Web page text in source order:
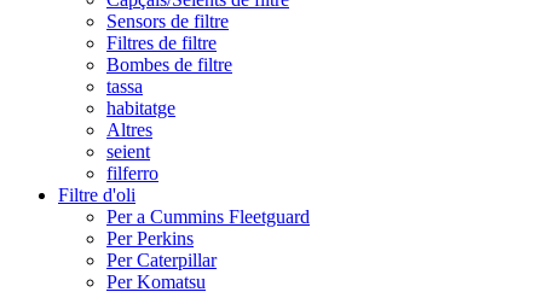
Sensors de filtre
Filtres de filtre
Bombes de filtre
tassa
habitatge
Altres
seient
filferro
Filtre d'oli
Per a Cummins Fleetguard
Per Perkins
Per Caterpillar
Per Komatsu